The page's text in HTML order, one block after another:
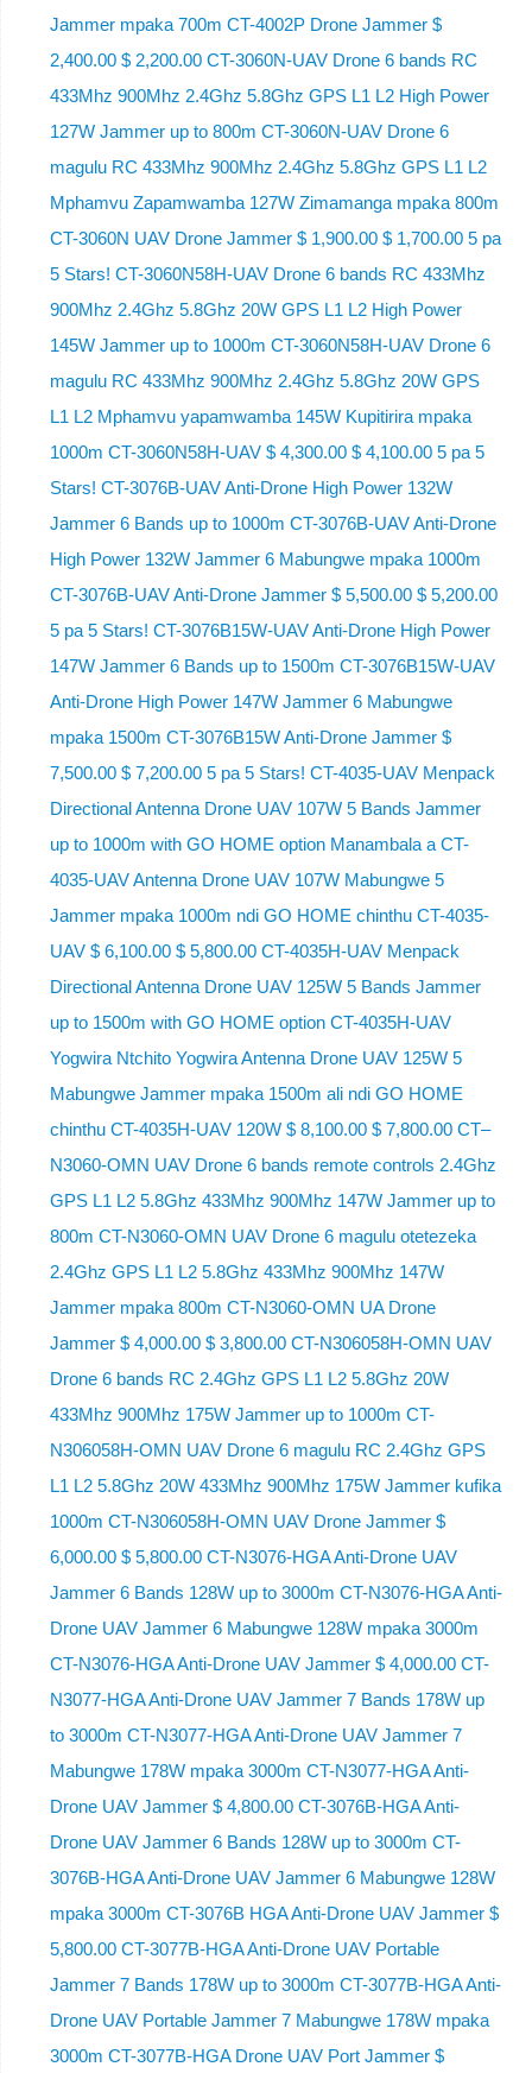
Jammer mpaka 700m CT-4002P Drone Jammer $
2,400.00 $ 2,200.00 CT-3060N-UAV Drone 6 bands RC
433Mhz 900Mhz 2.4Ghz 5.8Ghz GPS L1 L2 High Power
127W Jammer up to 800m CT-3060N-UAV Drone 6
magulu RC 433Mhz 900Mhz 2.4Ghz 5.8Ghz GPS L1 L2
Mphamvu Zapamwamba 127W Zimamanga mpaka 800m
CT-3060N UAV Drone Jammer $ 1,900.00 $ 1,700.00 5 pa
5 Stars! CT-3060N58H-UAV Drone 6 bands RC 433Mhz
900Mhz 2.4Ghz 5.8Ghz 20W GPS L1 L2 High Power
145W Jammer up to 1000m CT-3060N58H-UAV Drone 6
magulu RC 433Mhz 900Mhz 2.4Ghz 5.8Ghz 20W GPS
L1 L2 Mphamvu yapamwamba 145W Kupitirira mpaka
1000m CT-3060N58H-UAV $ 4,300.00 $ 4,100.00 5 pa 5
Stars! CT-3076B-UAV Anti-Drone High Power 132W
Jammer 6 Bands up to 1000m CT-3076B-UAV Anti-Drone
High Power 132W Jammer 6 Mabungwe mpaka 1000m
CT-3076B-UAV Anti-Drone Jammer $ 5,500.00 $ 5,200.00
5 pa 5 Stars! CT-3076B15W-UAV Anti-Drone High Power
147W Jammer 6 Bands up to 1500m CT-3076B15W-UAV
Anti-Drone High Power 147W Jammer 6 Mabungwe
mpaka 1500m CT-3076B15W Anti-Drone Jammer $
7,500.00 $ 7,200.00 5 pa 5 Stars! CT-4035-UAV Menpack
Directional Antenna Drone UAV 107W 5 Bands Jammer
up to 1000m with GO HOME option Manambala a CT-
4035-UAV Antenna Drone UAV 107W Mabungwe 5
Jammer mpaka 1000m ndi GO HOME chinthu CT-4035-
UAV $ 6,100.00 $ 5,800.00 CT-4035H-UAV Menpack
Directional Antenna Drone UAV 125W 5 Bands Jammer
up to 1500m with GO HOME option CT-4035H-UAV
Yogwira Ntchito Yogwira Antenna Drone UAV 125W 5
Mabungwe Jammer mpaka 1500m ali ndi GO HOME
chinthu CT-4035H-UAV 120W $ 8,100.00 $ 7,800.00 CT–
N3060-OMN UAV Drone 6 bands remote controls 2.4Ghz
GPS L1 L2 5.8Ghz 433Mhz 900Mhz 147W Jammer up to
800m CT-N3060-OMN UAV Drone 6 magulu otetezeka
2.4Ghz GPS L1 L2 5.8Ghz 433Mhz 900Mhz 147W
Jammer mpaka 800m CT-N3060-OMN UA Drone
Jammer $ 4,000.00 $ 3,800.00 CT-N306058H-OMN UAV
Drone 6 bands RC 2.4Ghz GPS L1 L2 5.8Ghz 20W
433Mhz 900Mhz 175W Jammer up to 1000m CT-
N306058H-OMN UAV Drone 6 magulu RC 2.4Ghz GPS
L1 L2 5.8Ghz 20W 433Mhz 900Mhz 175W Jammer kufika
1000m CT-N306058H-OMN UAV Drone Jammer $
6,000.00 $ 5,800.00 CT-N3076-HGA Anti-Drone UAV
Jammer 6 Bands 128W up to 3000m CT-N3076-HGA ​​Anti-
Drone UAV Jammer 6 Mabungwe 128W mpaka 3000m
CT-N3076-HGA ​​Anti-Drone UAV Jammer $ 4,000.00 CT-
N3077-HGA Anti-Drone UAV Jammer 7 Bands 178W up
to 3000m CT-N3077-HGA Anti-Drone UAV Jammer 7
Mabungwe 178W mpaka 3000m CT-N3077-HGA Anti-
Drone UAV Jammer $ 4,800.00 CT-3076B-HGA Anti-
Drone UAV Jammer 6 Bands 128W up to 3000m CT-
3076B-HGA Anti-Drone UAV Jammer 6 Mabungwe 128W
mpaka 3000m CT-3076B HGA Anti-Drone UAV Jammer $
5,800.00 CT-3077B-HGA Anti-Drone UAV Portable
Jammer 7 Bands 178W up to 3000m CT-3077B-HGA Anti-
Drone UAV Portable Jammer 7 Mabungwe 178W mpaka
3000m CT-3077B-HGA Drone UAV Port Jammer $